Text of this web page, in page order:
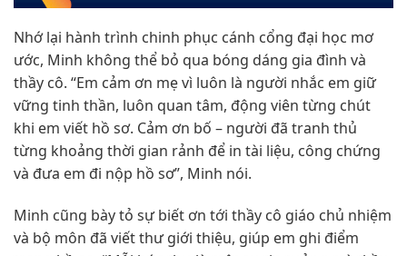
Nhớ lại hành trình chinh phục cánh cổng đại học mơ
ước, Minh không thể bỏ qua bóng dáng gia đình và
thầy cô. “Em cảm ơn mẹ vì luôn là người nhắc em giữ
vững tinh thần, luôn quan tâm, động viên từng chút
khi em viết hồ sơ. Cảm ơn bố – người đã tranh thủ
từng khoảng thời gian rảnh để in tài liệu, công chứng
và đưa em đi nộp hồ sơ”, Minh nói.
Minh cũng bày tỏ sự biết ơn tới thầy cô giáo chủ nhiệm
và bộ môn đã viết thư giới thiệu, giúp em ghi điểm